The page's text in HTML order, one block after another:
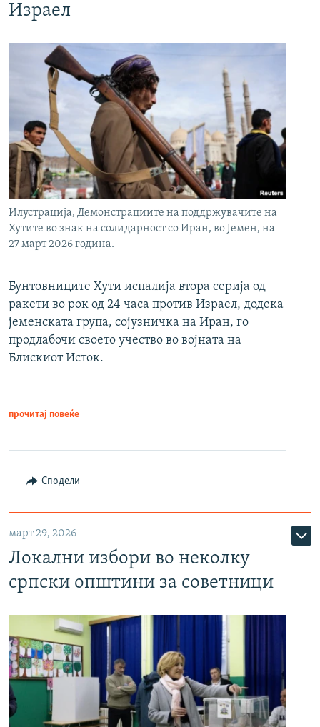
Израел
Илустрација, Демонстрациите на поддржувачите на
Хутите во знак на солидарност со Иран, во Јемен, на
27 март 2026 година.
Бунтовниците Хути испалија втора серија од
ракети во рок од 24 часа против Израел, додека
јеменската група, сојузничка на Иран, го
продлабочи своето учество во војната на
Блискиот Исток.
прочитај повеќе
Сподели
март 29, 2026
Локални избори во неколку
српски општини за советници